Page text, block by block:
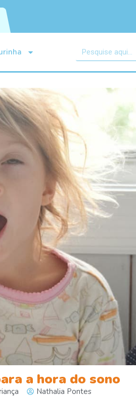
a hora do sono
Nathalia Pontes